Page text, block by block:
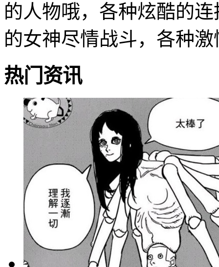
的人物哦，各种炫酷的
的女神尽情战斗，各种
热门资讯